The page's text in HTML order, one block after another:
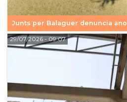
Junts per Balaguer denuncia
29/07/2026- 09:07